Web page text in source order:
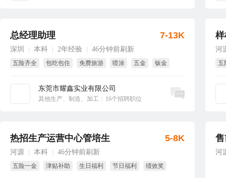
总经理助理
深圳 本科 2年经验 46分钟前刷新
五险齐全 包吃包住 免费旅游 喷涂 五金 钣金
东莞市耀鑫实业有限公司
其他生产、制造、加工 16个招聘职位
7-13K
立即沟通
河
五
热招生产运营中心管培生
河源 本科 46分钟前刷新
五险一金 津贴补助 生日福利 节日福利
绩效奖
5-8K
河